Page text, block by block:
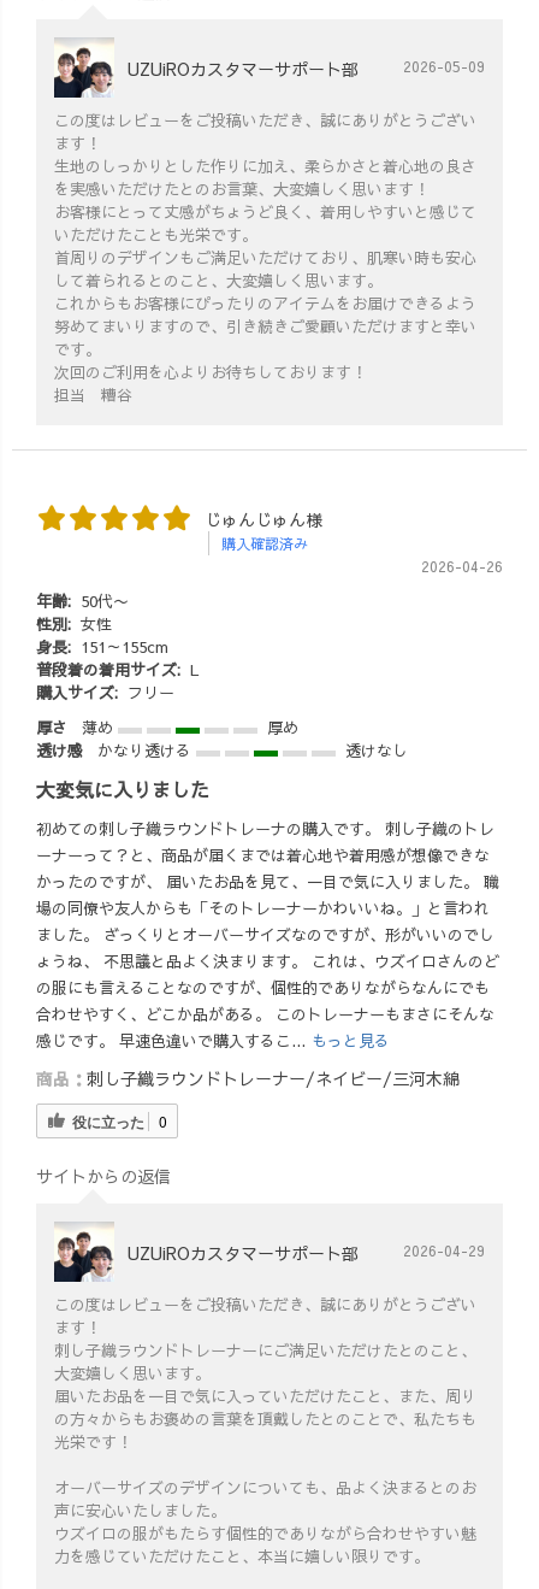
UZUiROカスタマーサポート部 2026-05-09
この度はレビューをご投稿いただき、誠にありがとうござい
ます！
生地のしっかりとした作りに加え、柔らかさと着心地の良さ
を実感いただけたとのお言葉、大変嬉しく思います！
お客様にとって丈感がちょうど良く、着用しやすいと感じて
いただけたことも光栄です。
首周りのデザインもご満足いただけており、肌寒い時も安心
して着られるとのこと、大変嬉しく思います。
これからもお客様にぴったりのアイテムをお届けできるよう
努めてまいりますので、引き続きご愛顧いただけますと幸い
です。
次回のご利用を心よりお待ちしております！
担当 糟谷
じゅんじゅん様
購入確認済み
2026-04-26
年齢: 50代〜
性別: 女性
身長: 151～155cm
普段着の着用サイズ: L
購入サイズ: フリー
厚さ
薄め
厚め
透け感
かなり透ける 透けなし
大変気に入りました
初めての刺し子織ラウンドトレーナの購入です。 刺し子織のトレ
ーナーって？と、商品が届くまでは着心地や着用感が想像できな
かったのですが、 届いたお品を見て、一目で気に入りました。 職
場の同僚や友人からも「そのトレーナーかわいいね。」と言われ
ました。 ざっくりとオーバーサイズなのですが、形がいいのでし
ょうね、 不思議と品よく決まります。 これは、ウズイロさんのど
の服にも言えることなのですが、個性的でありながらなんにでも
合わせやすく、どこか品がある。 このトレーナーもまさにそんな
感じです。 早速色違いで購入するこ... もっと見る
商品： 刺し子織ラウンドトレーナー/ネイビー/三河木綿
役に立った 0
サイトからの返信
UZUiROカスタマーサポート部 2026-04-29
この度はレビューをご投稿いただき、誠にありがとうござい
ます！
刺し子織ラウンドトレーナーにご満足いただけたとのこと、
大変嬉しく思います。
届いたお品を一目で気に入っていただけたこと、また、周り
の方々からもお褒めの言葉を頂戴したとのことで、私たちも
光栄です！
オーバーサイズのデザインについても、品よく決まるとのお
声に安心いたしました。
ウズイロの服がもたらす個性的でありながら合わせやすい魅
力を感じていただけたこと、本当に嬉しい限りです。